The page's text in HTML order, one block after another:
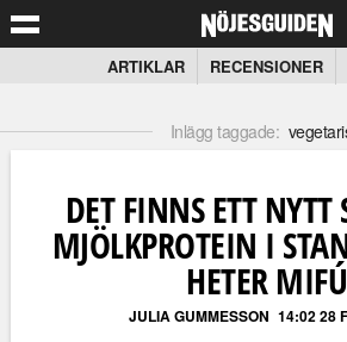
ARTIKLAR RECENSIONER
Inlägg taggade:
DET FINNS ETT NYTT
MJÖLKPROTEIN I
HETER MIFÚ
JULIA GUMMESSON 14:02 28